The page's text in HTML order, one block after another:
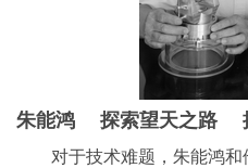
朱能鸿 探索望天之路
对于技术难题，朱能鸿和